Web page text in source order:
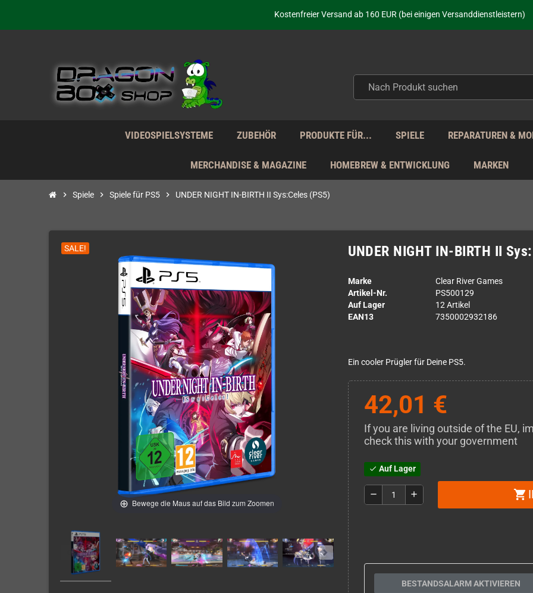
Kostenfreier Versand ab 160 EUR (bei einigen Versanddienstleistern)
Seit über 20 Jahren Deine Anlaufstelle für neue Retro-Hardware!
Täglicher Versand Mo - Fr aus Deutschland - zollfrei innerhalb der EU!
VIDEOSPIELSYSTEME ZUBEHÖR PRODUKTE FÜR... SPIELE REPARATUREN &
MERCHANDISE & MAGAZINE HOMEBREW & ENTWICKLUNG MARKEN
chevron_right Spiele chevron_right Spiele für PS5 chevron_right UNDER NIGHT IN-BIRTH II Sys:Celes (PS5)
Bewege die Maus auf das Bild zum Zoomen
SALE! UNDER NIGHT IN-BIRTH II
Marke
Clear River Games
Artikel-Nr.
PS500129
Auf Lager
12 Artikel
EAN13
7350002932186
Ein cooler Prügler für Deine PS5.
42,01 €
If you are living outside of the EU,
check this with your government
check Auf Lager
remove add shopping_cart
BESTANDSALARM AKTIVIEREN